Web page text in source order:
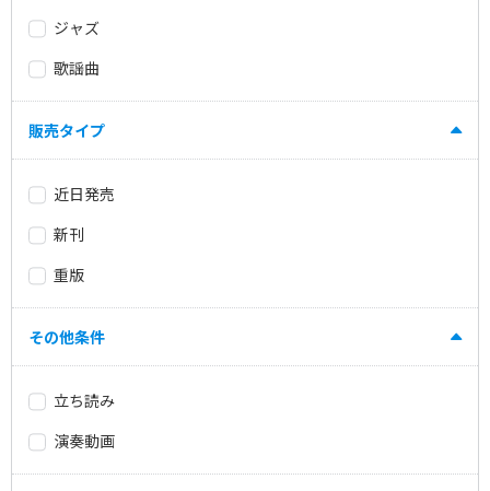
ジャズ
歌謡曲
販売タイプ
近日発売
新刊
重版
その他条件
立ち読み
演奏動画